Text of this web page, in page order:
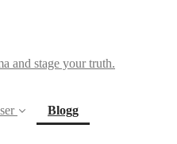
and stage your truth.
Blogg(current)